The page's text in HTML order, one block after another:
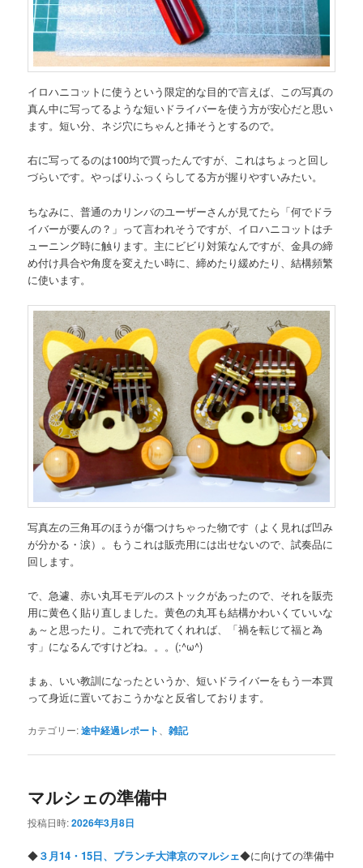
イロハニコットに使うという限定的な目的で言えば、この写真の
真ん中に写ってるような短いドライバーを使う方が安心だと思い
ます。短い分、ネジ穴にちゃんと挿そうとするので。
右に写ってるのは100均で買ったんですが、これはちょっと回し
づらいです。やっぱりふっくらしてる方が握りやすいみたい。
ちなみに、普通のカリンバのユーザーさんが見てたら「何でドラ
イバーが要んの？」って言われそうですが、イロハニコットはチ
ューニング時に触ります。主にビビり対策なんですが、金具の締
め付け具合や角度を変えたい時に、締めたり緩めたり、結構頻繁
に使います。
写真左の三角耳のほうが傷つけちゃった物です（よく見れば凹み
が分かる・涙）。もうこれは販売用には出せないので、試奏品に
回します。
で、急遽、赤い丸耳モデルのストックがあったので、それを販売
用に黄色く貼り直しました。黄色の丸耳も結構かわいくていいな
ぁ～と思ったり。これで売れてくれれば、「禍を転じて福と為
す」になるんですけどね。。。(;^ω^)
まぁ、いい教訓になったというか、短いドライバーをもう一本買
って身近に置いておこうかなと反省しております。
カテゴリー:途中経過レポート 、雑記
マルシェの準備中
投稿日時:2026年3月8日
◆３月14・15日、ブランチ大津京のマルシェ◆に向けての準備中